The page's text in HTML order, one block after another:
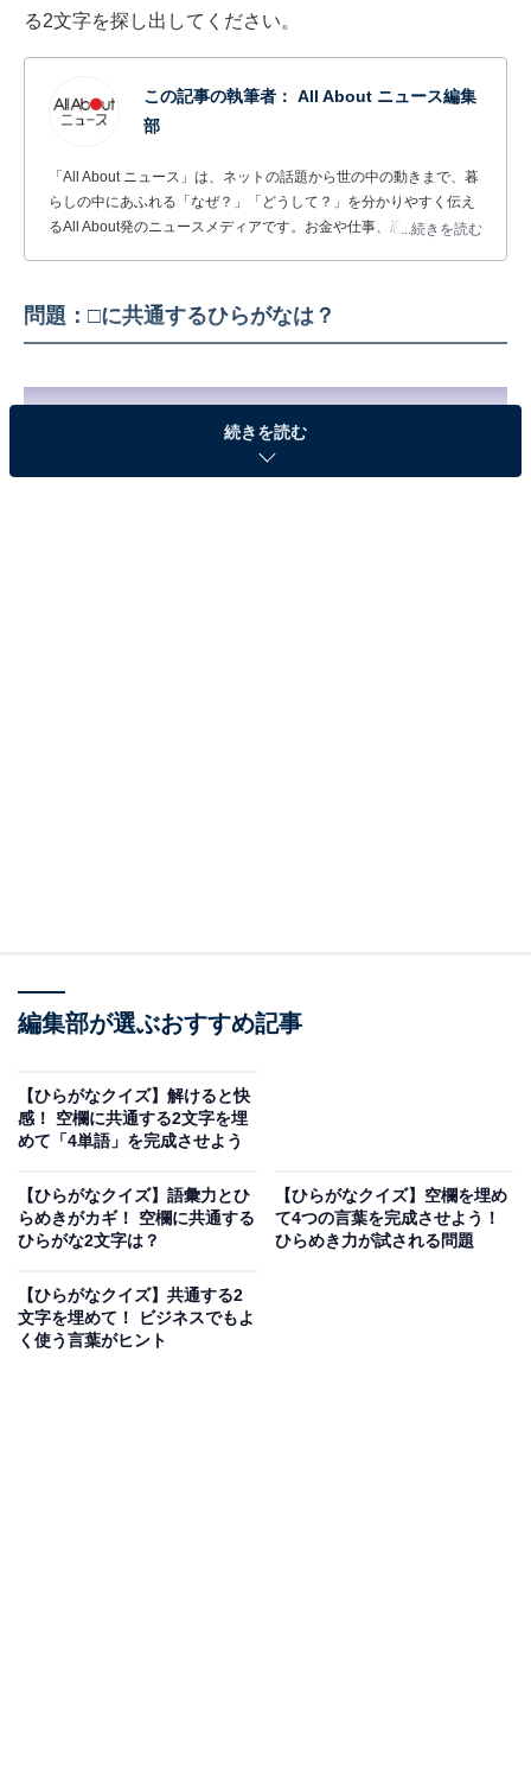
る2文字を探し出してください。
この記事の執筆者： All About ニュース編集
部
「All About ニュース」は、ネットの話題から世の中の動きまで、暮
らしの中にあふれる「なぜ？」「どうして？」を分かりやすく伝え
るAll About発のニュースメディアです。お金や仕事、恋愛、ITに関
...続きを読む
問題：□に共通するひらがなは？
次ページ
続きを読む
編集部が選ぶおすすめ記事
【ひらがなクイズ】解けると快
感！ 空欄に共通する2文字を埋
めて「4単語」を完成させよう
【ひらがなクイズ】語彙力とひ
らめきがカギ！ 空欄に共通する
ひらがな2文字は？
【ひらがなクイズ】空欄を埋め
て4つの言葉を完成させよう！
ひらめき力が試される問題
【ひらがなクイズ】共通する2
文字を埋めて！ ビジネスでもよ
く使う言葉がヒント